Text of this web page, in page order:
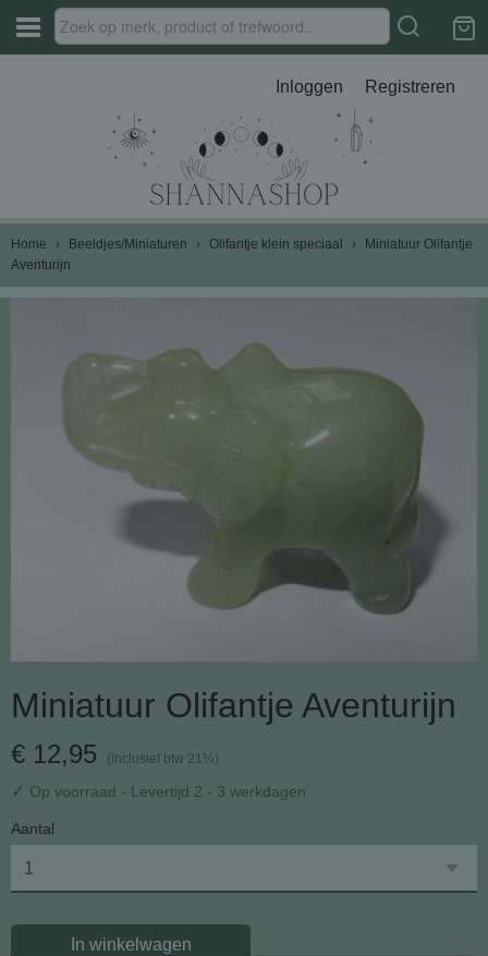
Inloggen Registreren
Home › Beeldjes/Miniaturen › Olifantje klein speciaal ›
Miniatuur Olifantje
Aventurijn
Miniatuur Olifantje Aventurijn
€ 12,95 (inclusief btw 21%)
✓ Op voorraad - Levertijd 2 - 3 werkdagen
Aantal
In winkelwagen